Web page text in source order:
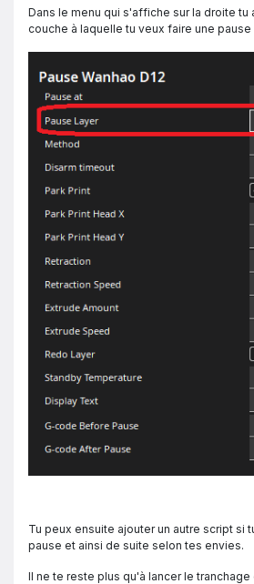
Dans le menu qui s'affiche sur la droite tu
couche à laquelle tu veux faire une
Tu peux ensuite ajouter un autre script si
pause et ainsi de suite selon tes envies.
Il ne te reste plus qu'à lancer le